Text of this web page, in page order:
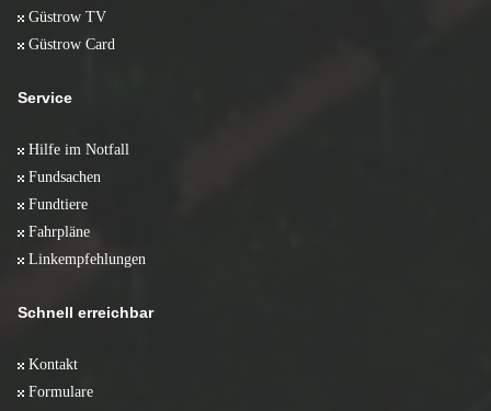
Güstrow TV
Güstrow Card
Service
Hilfe im Notfall
Fundsachen
Fundtiere
Fahrpläne
Linkempfehlungen
Schnell erreichbar
Kontakt
Formulare